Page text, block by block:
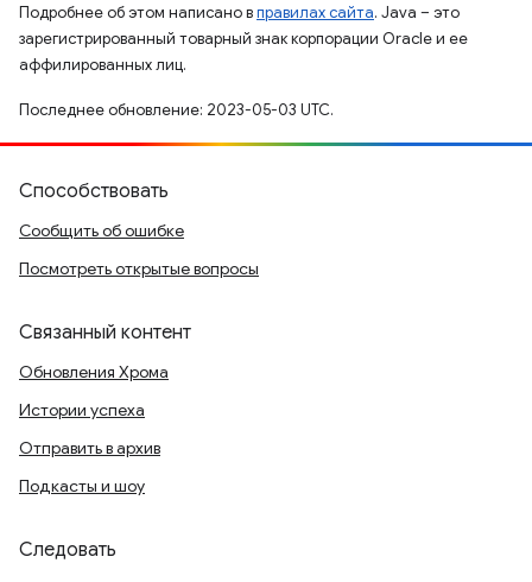
Подробнее об этом написано вправилах сайта. Java – это
зарегистрированный товарный знак корпорации Oracle и ее
аффилированных лиц.
Последнее обновление: 2023-05-03 UTC.
Способствовать
Сообщить об ошибке
Посмотреть открытые вопросы
Связанный контент
Обновления Хрома
Истории успеха
Отправить в архив
Подкасты и шоу
Следовать